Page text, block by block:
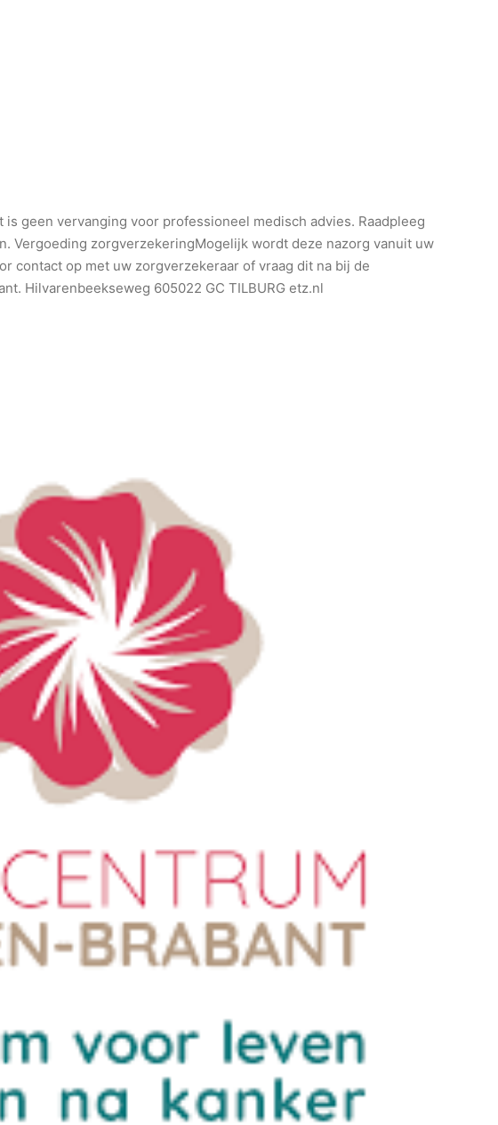
geen vervanging voor professioneel medisch advies. Raadpleeg
Vergoeding zorgverzekeringMogelijk wordt deze nazorg vanuit uw
contact op met uw zorgverzekeraar of vraag dit na bij de
Hilvarenbeekseweg 605022 GC TILBURG etz.nl